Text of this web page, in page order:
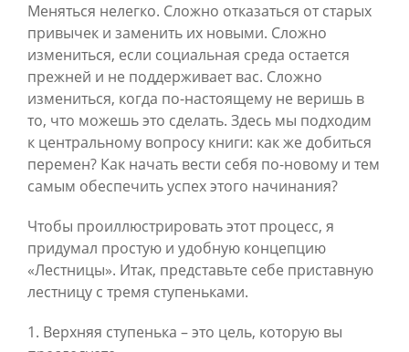
Меняться нелегко. Сложно отказаться от старых
привычек и заменить их новыми. Сложно
измениться, если социальная среда остается
прежней и не поддерживает вас. Сложно
измениться, когда по-настоящему не веришь в
то, что можешь это сделать. Здесь мы подходим
к центральному вопросу книги: как же добиться
перемен? Как начать вести себя по-новому и тем
самым обеспечить успех этого начинания?
Чтобы проиллюстрировать этот процесс, я
придумал простую и удобную концепцию
«Лестницы». Итак, представьте себе приставную
лестницу с тремя ступеньками.
1. Верхняя ступенька – это цель, которую вы